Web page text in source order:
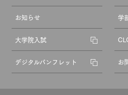
お知らせ 学
大学院入試
デジタルパンフレット お